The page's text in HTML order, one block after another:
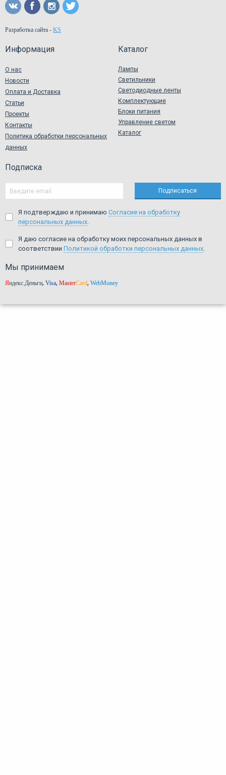
Разработка сайта - KS
Информация
О нас
Новости
Оплата и Доставка
Статьи
Проекты
Контакты
Политика обработки персональных
данных
Каталог
Лампы
Светильники
Светодиодные ленты
Комплектующие
Блоки питания
Управление светом
Каталог
Подписка
Я подтверждаю и принимаю Согласие на обработку
персональных данных.
Я даю согласие на обработку моих персональных данных в
соответствии Политикой обработки персональных данных.
Мы принимаем
Яндекс.Деньги, Visa, MasterCard, WebMoney